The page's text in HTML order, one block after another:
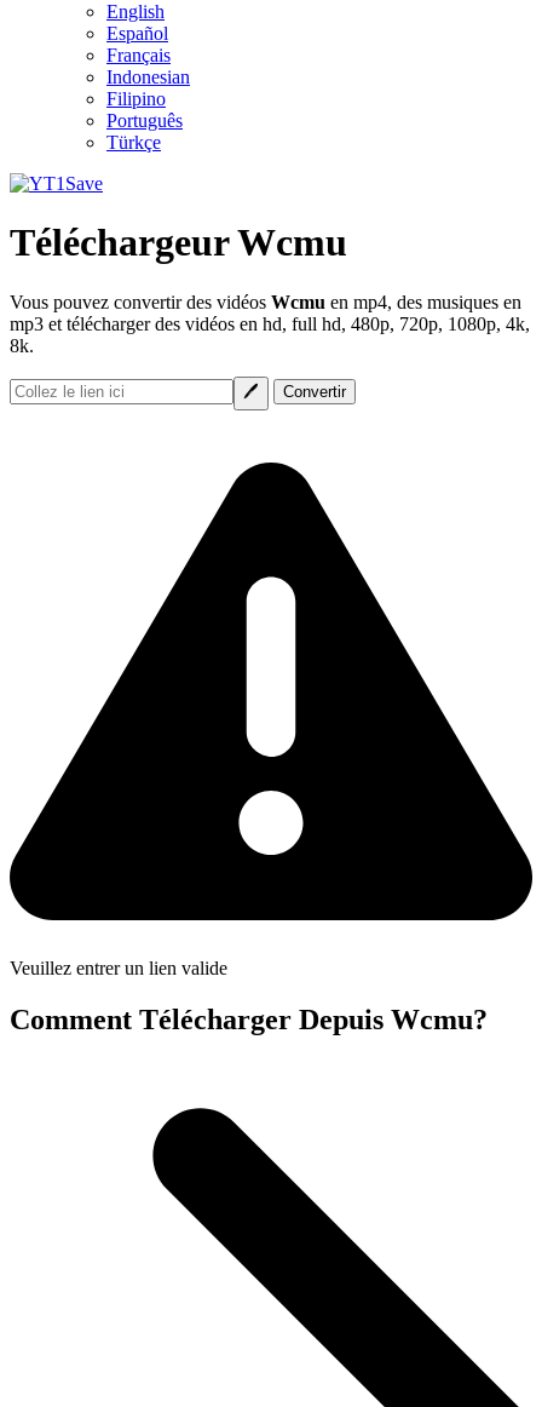
English
Español
Français
Indonesian
Filipino
Português
Türkçe
Téléchargeur Wcmu
Vous pouvez convertir des vidéos Wcmu en mp4, des musiques en
mp3 et télécharger des vidéos en hd, full hd, 480p, 720p, 1080p, 4k,
8k.
Veuillez entrer un lien valide
Comment Télécharger Depuis Wcmu?